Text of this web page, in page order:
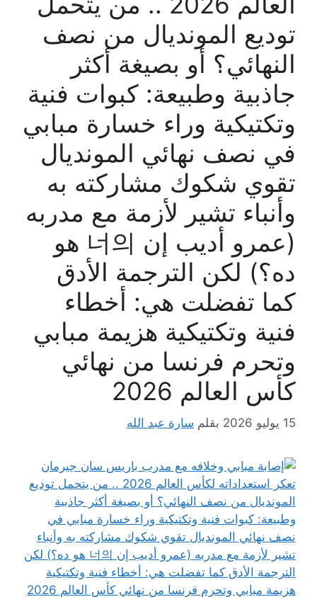
توديع المونديال من نصف
النهائي؟ أو بصيغة أكثر
جاذبية وطبيعة: كبوات فنية
وتكتيكية وراء خسارة مبابي
في نصف نهائي المونديال
تقوي شكوك مشاركته به
وأنباء تشير لأزمة مع مدربه
(عمرو أديب إن 너의 هو
ده؟) لكن الترجمة الأدق
كما تفضلت هي: أخطاء
فنية وتكتيكية هزيمة مبابي
وتحرم فرنسا من نهائي
كأس العالم 2026
15 يوليو 2026 بقلم سارة عبد الله